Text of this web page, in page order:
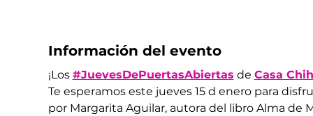
Información del evento
¡Los #JuevesDePuertasAbiertas de Casa
Te esperamos este jueves 15 d enero para
por Margarita Aguilar, autora del libro Alma de